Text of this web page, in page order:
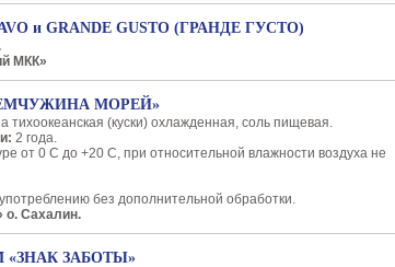
и GRANDE GUSTO (ГРАНДЕ ГУСТО)
МКК»
МОРЕЙ»
тихоокеанская (куски) охлажденная, соль пищевая.
2 года.
от 0 С до +20 С, при относительной влажности воздуха не
без дополнительной обработки.
о. Сахалин.
«ЗНАК ЗАБОТЫ»